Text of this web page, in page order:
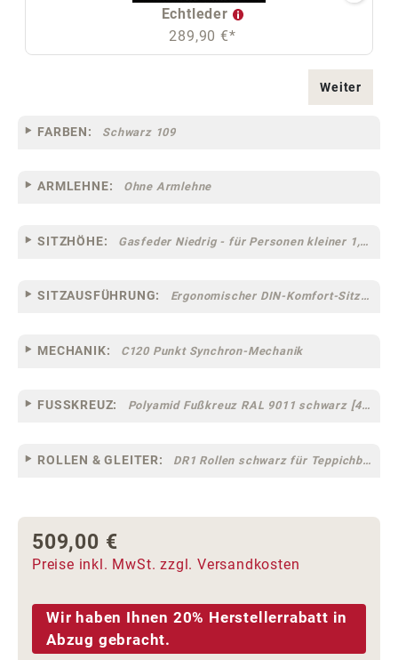
Echtleder
289,90 €*
Weiter
FARBEN: Schwarz 109
ARMLEHNE: Ohne Armlehne
SITZHÖHE: Gasfeder Niedrig - für Personen kleiner 1,60 m
SITZAUSFÜHRUNG: Ergonomischer DIN-Komfort-Sitz [75]
MECHANIK: C120 Punkt Synchron-Mechanik
FUSSKREUZ: Polyamid Fußkreuz RAL 9011 schwarz [44]
ROLLEN & GLEITER: DR1 Rollen schwarz für Teppichböden [10]
Regulärer Preis:
509,00 €
Preise inkl. MwSt. zzgl. Versandkosten
Wir haben Ihnen 20% Herstellerrabatt in
Abzug gebracht.